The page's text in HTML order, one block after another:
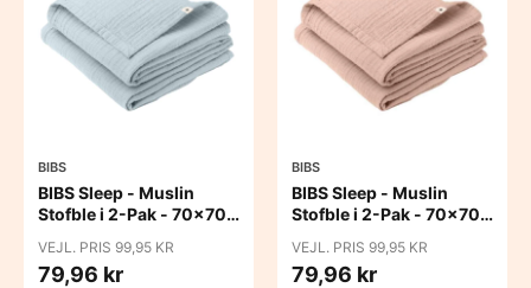
BIBS
BIBS Sleep - Muslin
Stofble i 2-Pak - 70x70
VEJL. PRIS 99,95 KR
79,96 kr
BIBS
BIBS Sleep - Muslin
Stofble i 2-Pak - 70x70
VEJL. PRIS 99,95 KR
79,96 kr